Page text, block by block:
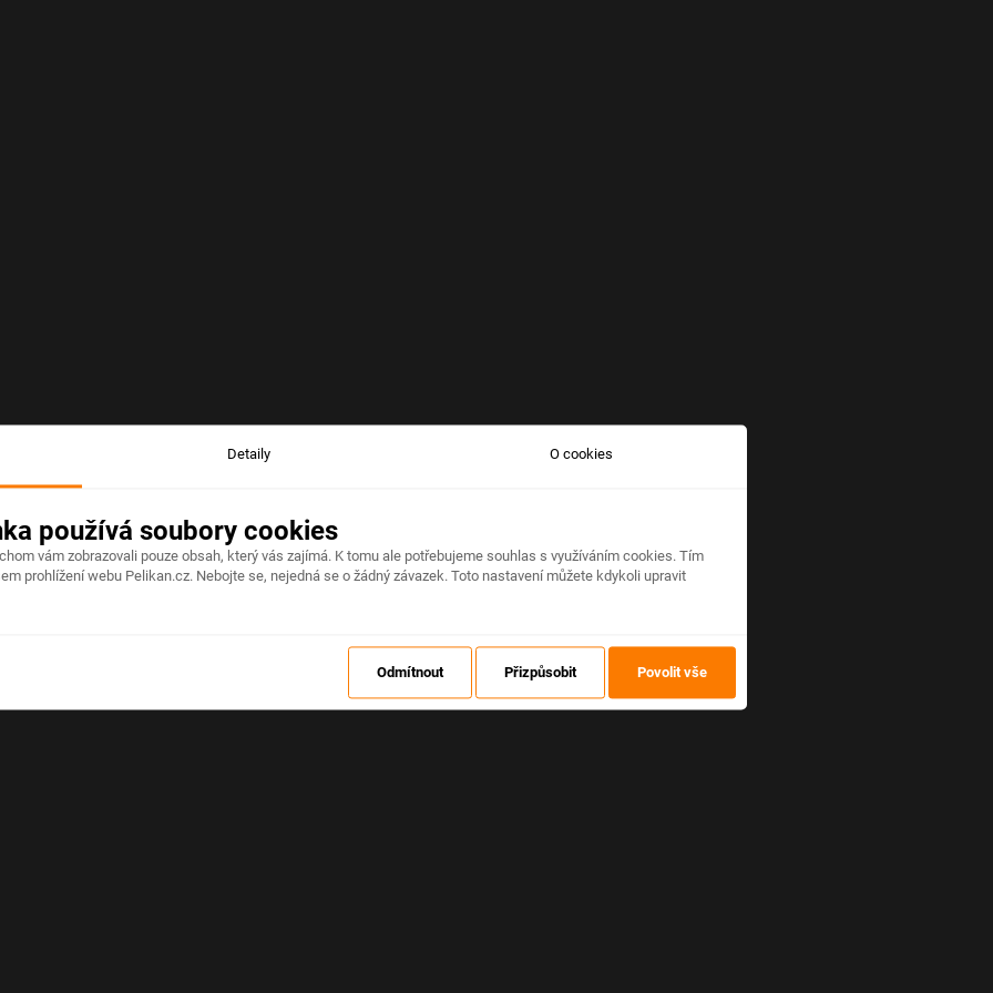
Na stránce došlo k neočekávané chybě
Detaily O cookies
používá soubory cookies
vám zobrazovali pouze obsah, který vás zajímá. K tomu ale potřebujeme souhlas s využíváním cookies. Tím
prohlížení webu Pelikan.cz. Nebojte se, nejedná se o žádný závazek. Toto nastavení můžete kdykoli upravit
Odmítnout Přizpůsobit Povolit vše